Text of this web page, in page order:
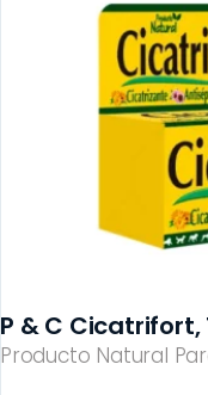
Producto Natural
P & C Cicatrifort,